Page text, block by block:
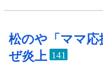
松のや「ママ応
ぜ炎上 141